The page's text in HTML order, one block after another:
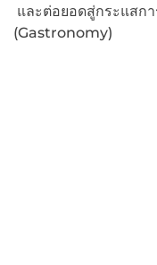
และต่อยอดสู่กระแสกา
(Gastronomy)